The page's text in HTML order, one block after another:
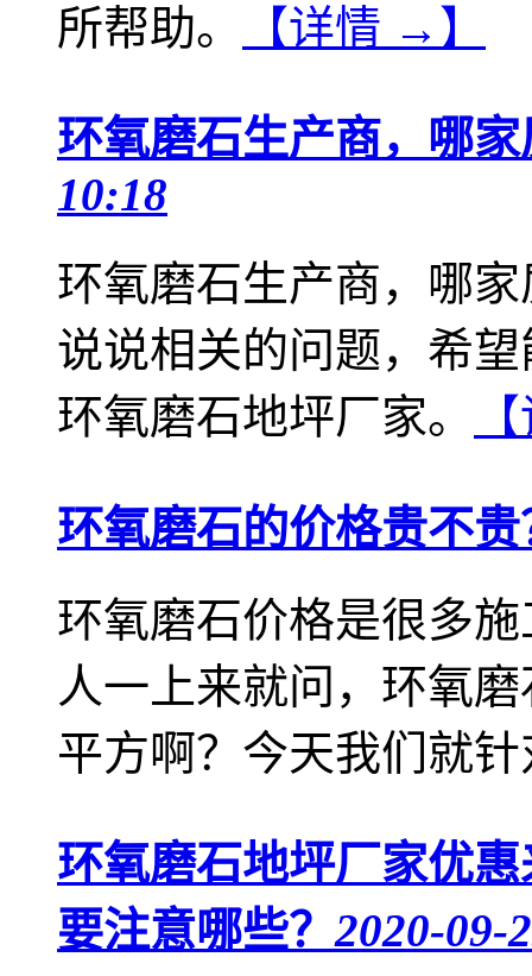
所帮助。
【详情 →】
环氧磨石生产商，哪
10:18
环氧磨石生产商，哪
说说相关的问题，希
环氧磨石地坪厂家。
环氧磨石的价格贵不贵
环氧磨石价格是很多
人一上来就问，环氧
平方啊？今天我们就
环氧磨石地坪厂家优
要注意哪些？2020-09-